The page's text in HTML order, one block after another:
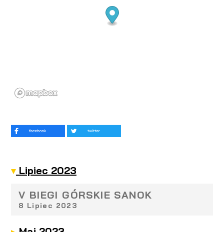
Lipiec 2023
V BIEGI GÓRSKIE SANOK
8 Lipiec 2023